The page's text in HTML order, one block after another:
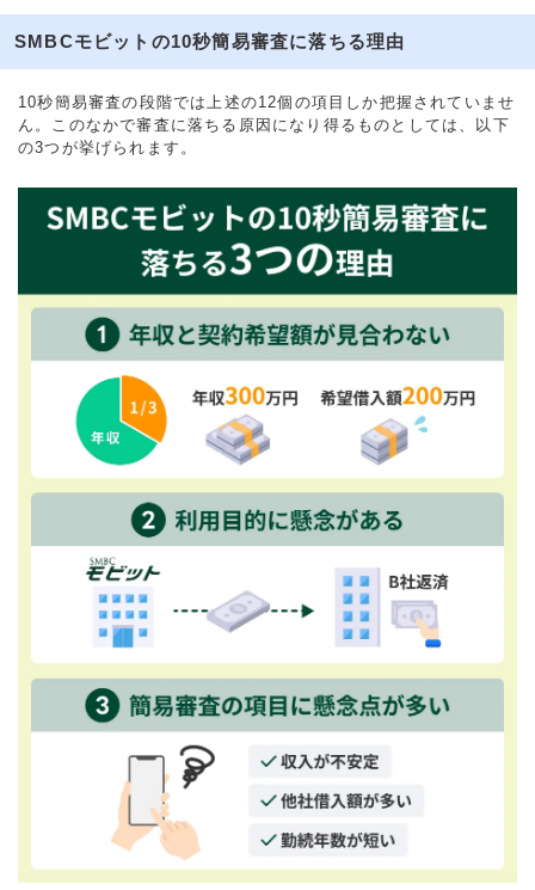
SMBCモビットの10秒簡易審査に落ちる理由
10秒簡易審査の段階では上述の12個の項目しか把握されていませ
ん。このなかで審査に落ちる原因になり得るものとしては、以下
の3つが挙げられます。